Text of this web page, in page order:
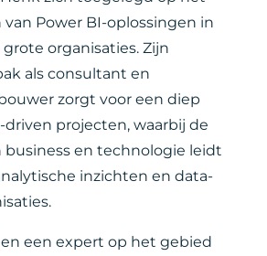
Power BI-oplossingen in
organisaties. Zijn
als consultant en
zorgt voor een diep
projecten, waarbij de
business en technologie leidt
inzichten en data-
een expert op het gebied